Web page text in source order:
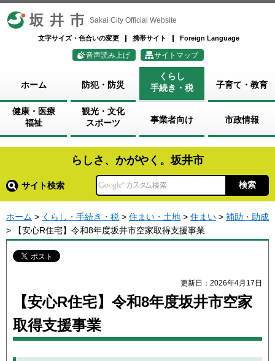
坂井市 Sakai City Official Website
文字サイズ・色合いの変更 携帯サイト Foreign Language
音声読み上げ サイトマップ
ホーム 防犯・防災
くらし
手続き・税
子育て・教育
健康・医療
福祉
観光・文化
スポーツ
事業者向け 市政情報
らしさ、かがやく。坂井市
サイト検索
ホーム > くらし・手続き・税 > 住まい・土地 > 住まい > 補助・助成
> 【安心R住宅】令和8年度坂井市空家取得支援事業
更新日：2026年4月17日
【安心R住宅】令和8年度坂井市空家
取得支援事業